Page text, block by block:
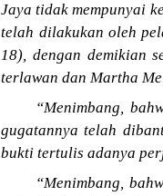
Jaya tidak mempunyai
telah dilakukan oleh
18), dengan demikian
terlawan dan Martha
“Menimbang,
gugatannya telah
bukti tertulis adanya
“Menimbang,